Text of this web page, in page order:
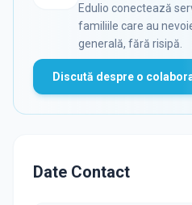
Edulio conectează
familiile care au
generală, fără risipă.
Discută despre o
Date Contact